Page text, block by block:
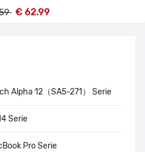
Alpha 12（SA5-271） Serie
Serie
Pro Serie
€ 62.99